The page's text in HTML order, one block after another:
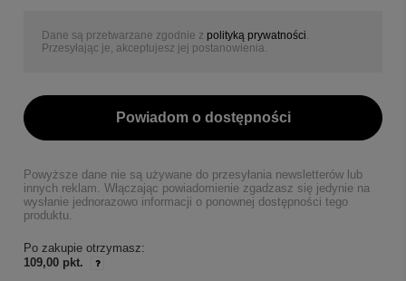
Dane są przetwarzane zgodnie z polityką prywatności
Przesyłając je, akceptujesz jej postanowienia.
Powiadom o dostępności
Powyższe dane nie są używane do przesyłania newsletterów lub
innych reklam. Włączając powiadomienie zgadzasz się jedynie na
wysłanie jednorazowo informacji o ponownej dostępności tego
produktu.
Po zakupie otrzymasz:
109,00 pkt.